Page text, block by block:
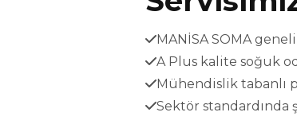
MANİSA SOMA
A Plus kalite soğuk
Mühendislik tabanlı
Sektör standardında